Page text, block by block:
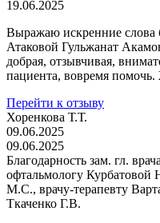
19.06.2025
Выражаю искренние слова
Атаковой Гульжанат
добрая, отзывчивая,
пациента, вовремя
Перейти к отзыву
Хоренкова Т.Т.
09.06.2025
09.06.2025
Благодарность зам. гл.
офтальмологу Курбатовой
М.С., врачу-терапевту
Ткаченко Г.В.